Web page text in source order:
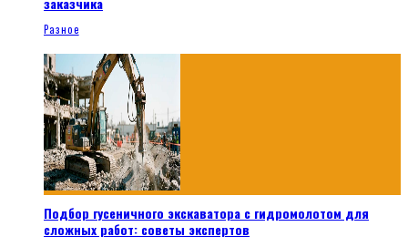
Разное
Подбор гусеничного экскаватора с гидромолотом для
сложных работ: советы экспертов